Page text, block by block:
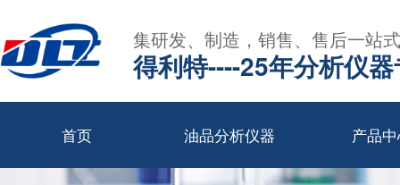
集研发、制造，销售、售后一站
得利特----25年分析仪
首页 油品分析仪器 产品